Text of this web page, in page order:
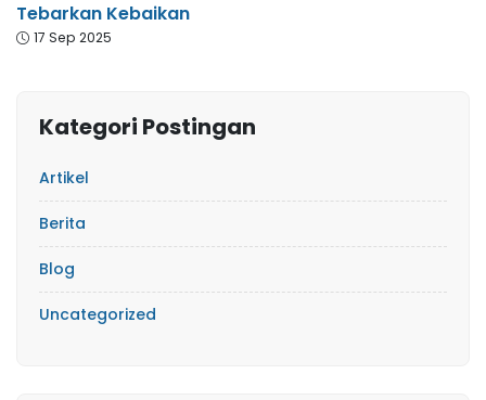
Tebarkan Kebaikan
17 Sep 2025
Kategori Postingan
Artikel
Berita
Blog
Uncategorized